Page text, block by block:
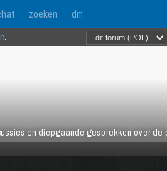
zoeken dm
en diepgaande gesprekken over